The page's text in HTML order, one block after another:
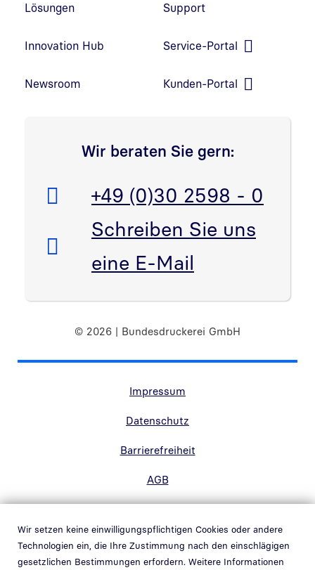
Wir setzen keine einwilligungspflichtigen Cookies oder andere
Technologien ein, die Ihre Zustimmung nach den einschlägigen
gesetzlichen Bestimmungen erfordern. Weitere Informationen
Lösungen
Innovation Hub
Newsroom
Support
Service-Portal
Kunden-Portal
Wir beraten Sie gern:
Telefon:
+49 (0)30 2598 - 0
E-Mail:
Schreiben Sie uns
eine E-Mail
© 2026 | Bundesdruckerei GmbH
Impressum
Datenschutz
Barrierefreiheit
AGB
Hinweisgebersystem
Link in neuem Fenster öffnen